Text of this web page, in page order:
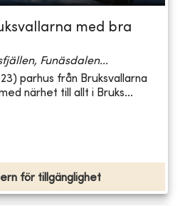
med bra
Funäsdalen...
parhus från Bruksvallarna
närhet till allt i Bruks...
för tillgänglighet